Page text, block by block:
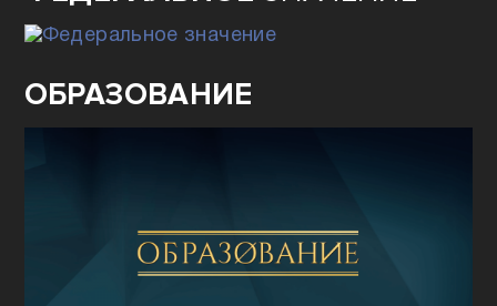
ФЕДЕРАЛЬНОЕЗНАЧЕНИЕ